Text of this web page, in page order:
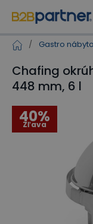
/ Gastro
Chafing
448 mm, 6 l
40%
Zľava